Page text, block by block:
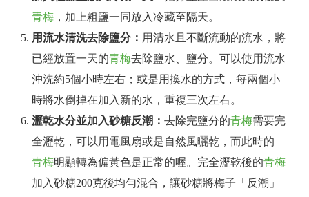
青梅 ，加上粗鹽一同放入冷藏至隔天。
用流水清洗去除鹽分： 用清水且不斷流動的流水，將
已經放置一天的青梅去除鹽水、鹽分。可以使用流水
沖洗約5個小時左右；或是用換水的方式，每兩個小
時將水倒掉在加入新的水，重複三次左右。
瀝乾水分並加入砂糖反潮： 去除完鹽分的青梅需要完
全瀝乾，可以用電風扇或是自然風曬乾，而此時的
青梅明顯轉為偏黃色是正常的喔。完全瀝乾後的青梅
加入砂糖200克後均勻混合，讓砂糖將梅子「反潮」